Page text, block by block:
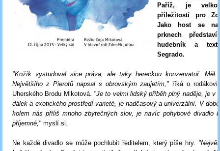
Paříž, je
příležitostí pro
Jako host se na
prknech
hudebník a
Segrado.
"Kožík vystudoval sice práva, ale taky hereckou konzervatoř. Měl
Největšího z Pierotů napsal s obrovským zaujetím," říká o rodákovi
Uherského Brodu Mikotová. "Je to velmi lidský příběh plný naděje, je v
dálek a exotického prostředí varieté, je nadčasový a univerzální. V
kolem nás příliš mnoho zbytečných slov, je navíc pohybové divadlo
příjemné," myslí si.
Ne každé divadlo se může pochlubit ředitelem, který píše hry.